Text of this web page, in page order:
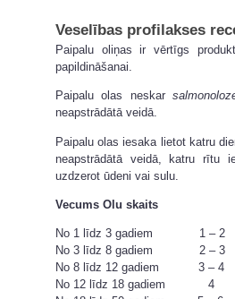
Veselības profilakses
Paipalu oliņas ir vērtīgs
papildināšanai.
Paipalu olas neskar
neapstrādātā veidā.
Paipalu olas iesaka lietot katru
neapstrādātā veidā, katru rītu
uzdzerot ūdeni vai sulu.
Vecums Olu skaits
No 1 līdz 3 gadiem 1 – 2
No 3 līdz 8 gadiem 2 – 3
No 8 līdz 12 gadiem 3 – 4
No 12 līdz 18 gadiem 4